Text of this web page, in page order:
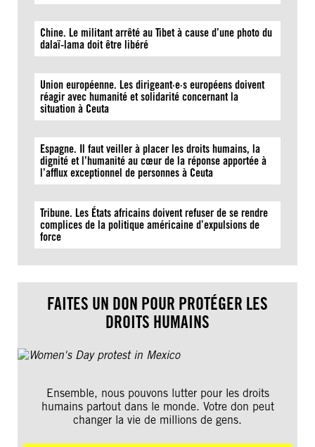
Chine. Le militant arrêté au Tibet à cause d’une photo du
dalaï-lama doit être libéré
Union européenne. Les dirigeant·e·s européens doivent
réagir avec humanité et solidarité concernant la
situation à Ceuta
Espagne. Il faut veiller à placer les droits humains, la
dignité et l’humanité au cœur de la réponse apportée à
l’afflux exceptionnel de personnes à Ceuta
Tribune. Les États africains doivent refuser de se rendre
complices de la politique américaine d’expulsions de
force
FAITES UN DON POUR PROTÉGER LES
DROITS HUMAINS
Ensemble, nous pouvons lutter pour les droits
humains partout dans le monde. Votre don peut
changer la vie de millions de gens.